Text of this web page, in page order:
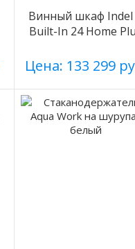
Винный шкаф Indel
Built-In 24 Home
Цена: 133 299